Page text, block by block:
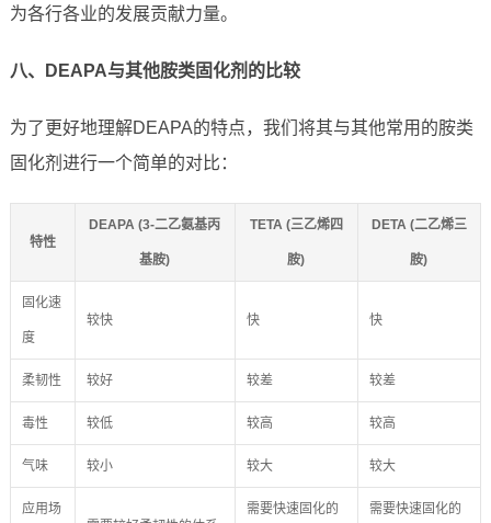
为各行各业的发展贡献力量。
八、DEAPA与其他胺类固化剂的比较
为了更好地理解DEAPA的特点，我们将其与其他常用的胺类
固化剂进行一个简单的对比：
特性
DEAPA (3-二乙氨基丙
基胺)
TETA (三乙烯四
胺)
DETA (二乙烯三
胺)
固化速
度
较快 快 快
柔韧性 较好 较差 较差
毒性 较低 较高 较高
气味 较小 较大 较大
应用场
需要快速固化的 需要快速固化的